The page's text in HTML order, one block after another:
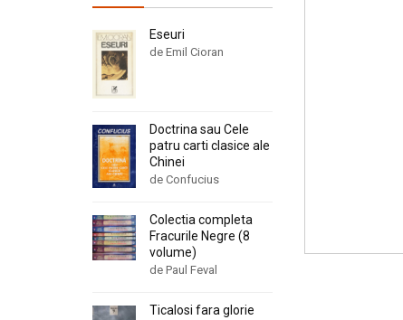
Eseuri
de Emil Cioran
Doctrina sau Cele
patru carti clasice ale
Chinei
de Confucius
Colectia completa
Fracurile Negre (8
volume)
de Paul Feval
Ticalosi fara glorie